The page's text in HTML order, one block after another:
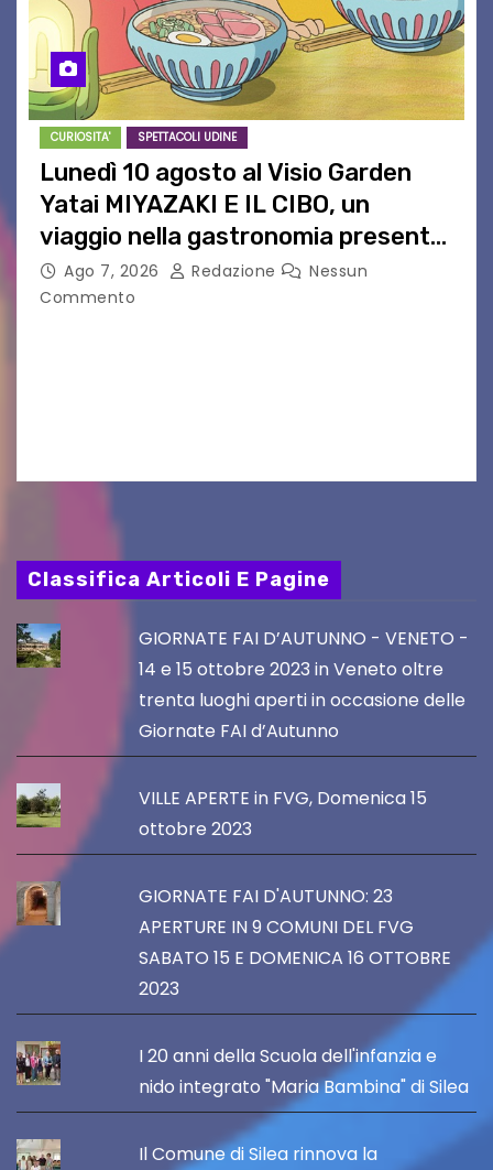
CURIOSITA' SPETTACOLI UDINE
Lunedì 10 agosto al Visio Garden
Yatai MIYAZAKI E IL CIBO, un
viaggio nella gastronomia presente
nei film di Hayao Miyazaki!
Ago 7, 2026 Redazione
Nessun
Commento
Classifica Articoli E Pagine
GIORNATE FAI D’AUTUNNO - VENETO -
14 e 15 ottobre 2023 in Veneto oltre
trenta luoghi aperti in occasione delle
Giornate FAI d’Autunno
VILLE APERTE in FVG, Domenica 15
ottobre 2023
GIORNATE FAI D'AUTUNNO: 23
APERTURE IN 9 COMUNI DEL FVG
SABATO 15 E DOMENICA 16 OTTOBRE
2023
I 20 anni della Scuola dell'infanzia e
nido integrato "Maria Bambina" di Silea
Il Comune di Silea rinnova la